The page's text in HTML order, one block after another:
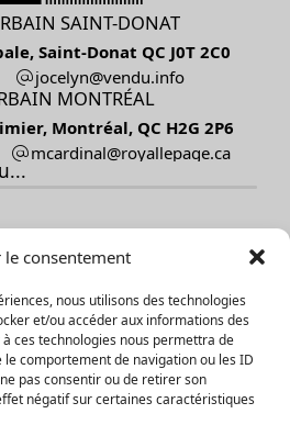
le consentement
nous utilisons des technologies
et/ou accéder aux informations des
ces technologies nous permettra de
comportement de navigation ou les ID
pas consentir ou de retirer son
négatif sur certaines caractéristiques
SAINT-DONAT
Saint-Donat QC J0T 2C0
ofni.udnev@nylecoj
MONTRÉAL
Montréal, QC H2G 2P6
ac.egapellayor@lanidracm